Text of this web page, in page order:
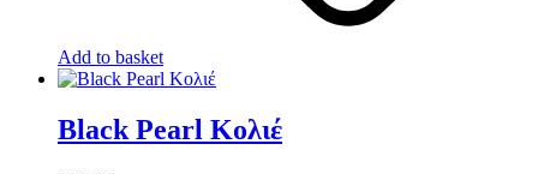
Add to basket
Black Pearl Κολιέ